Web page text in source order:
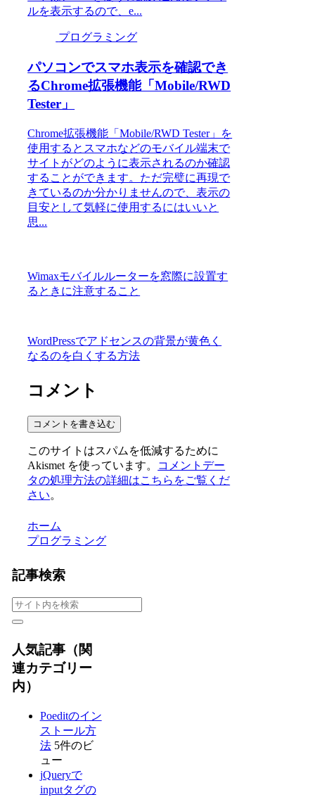
ルを表示するので、e...
プログラミング
パソコンでスマホ表示を確認でき
るChrome拡張機能「Mobile/RWD
Tester」
Chrome拡張機能「Mobile/RWD Tester」を
使用するとスマホなどのモバイル端末で
サイトがどのように表示されるのか確認
することができます。ただ完璧に再現で
きているのか分かりませんので、表示の
目安として気軽に使用するにはいいと
思...
Wimaxモバイルルーターを窓際に設置す
るときに注意すること
WordPressでアドセンスの背景が黄色く
なるのを白くする方法
コメント
コメントを書き込む
このサイトはスパムを低減するために
Akismet を使っています。
コメントデー
タの処理方法の詳細はこちらをご覧くだ
さい。
ホーム
プログラミング
記事検索
人気記事（関
連カテゴリー
内）
Poeditのイン
ストール方
法 5件のビ
ュー
jQueryで
inputタグの